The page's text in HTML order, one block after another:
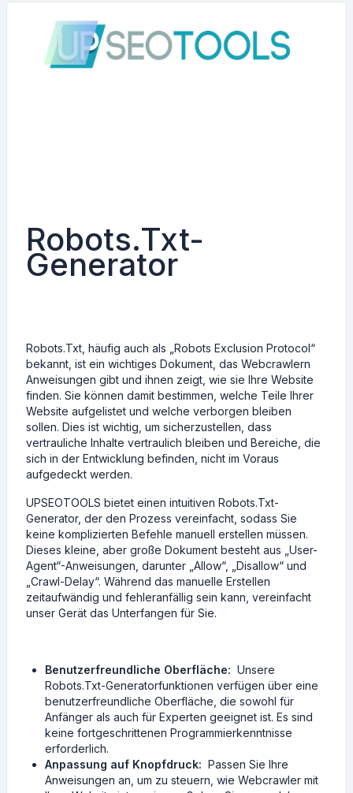
Robots.Txt-
Generator
Robots.Txt, häufig auch als „Robots Exclusion Protocol“
bekannt, ist ein wichtiges Dokument, das Webcrawlern
Anweisungen gibt und ihnen zeigt, wie sie Ihre Website
finden. Sie können damit bestimmen, welche Teile Ihrer
Website aufgelistet und welche verborgen bleiben
sollen. Dies ist wichtig, um sicherzustellen, dass
vertrauliche Inhalte vertraulich bleiben und Bereiche, die
sich in der Entwicklung befinden, nicht im Voraus
aufgedeckt werden.
UPSEOTOOLS bietet einen intuitiven Robots.Txt-
Generator, der den Prozess vereinfacht, sodass Sie
keine komplizierten Befehle manuell erstellen müssen.
Dieses kleine, aber große Dokument besteht aus „User-
Agent“-Anweisungen, darunter „Allow“, „Disallow“ und
„Crawl-Delay“. Während das manuelle Erstellen
zeitaufwändig und fehleranfällig sein kann, vereinfacht
unser Gerät das Unterfangen für Sie.
Benutzerfreundliche Oberfläche: Unsere
Robots.Txt-Generatorfunktionen verfügen über eine
benutzerfreundliche Oberfläche, die sowohl für
Anfänger als auch für Experten geeignet ist. Es sind
keine fortgeschrittenen Programmierkenntnisse
erforderlich.
Anpassung auf Knopfdruck: Passen Sie Ihre
Anweisungen an, um zu steuern, wie Webcrawler mit